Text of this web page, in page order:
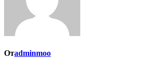
Отadminmoo